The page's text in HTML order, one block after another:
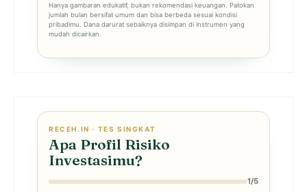
Hanya gambaran edukatif, bukan rekomendasi keuangan. Patokan
jumlah bulan bersifat umum dan bisa berbeda sesuai kondisi
pribadimu. Dana darurat sebaiknya disimpan di instrumen yang
mudah dicairkan.
RECEH.IN · TES SINGKAT
Apa Profil Risiko
Investasimu?
1/5